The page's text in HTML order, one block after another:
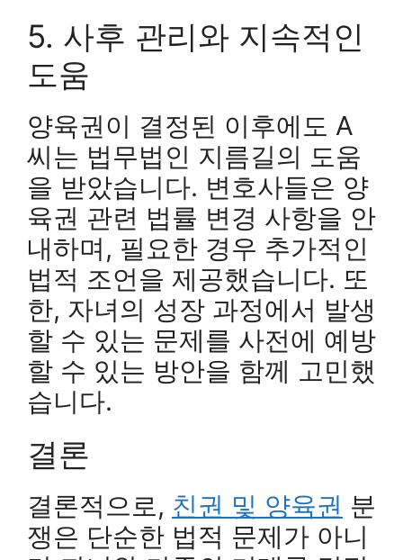
5. 사후 관리와 지속적인
도움
양육권이 결정된 이후에도 A
씨는 법무법인 지름길의 도움
을 받았습니다. 변호사들은 양
육권 관련 법률 변경 사항을 안
내하며, 필요한 경우 추가적인
법적 조언을 제공했습니다. 또
한, 자녀의 성장 과정에서 발생
할 수 있는 문제를 사전에 예방
할 수 있는 방안을 함께 고민했
습니다.
결론
결론적으로, 친권 및 양육권 분
쟁은 단순한 법적 문제가 아니